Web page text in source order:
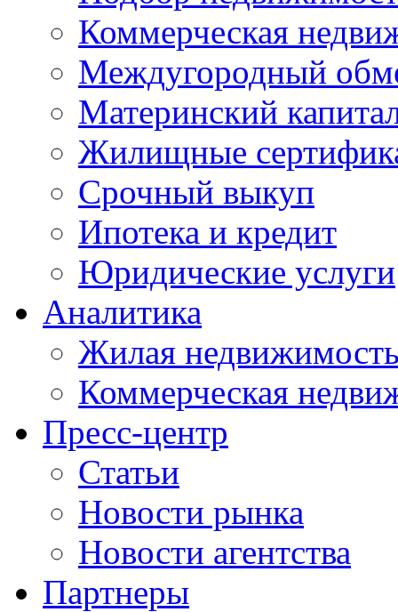
Коммерческая
Междугородный
Материнский
Жилищные
Срочный выкуп
Ипотека и кредит
Юридические услуги
Аналитика
Жилая
Коммерческая
Пресс-центр
Статьи
Новости рынка
Новости агентства
Партнеры